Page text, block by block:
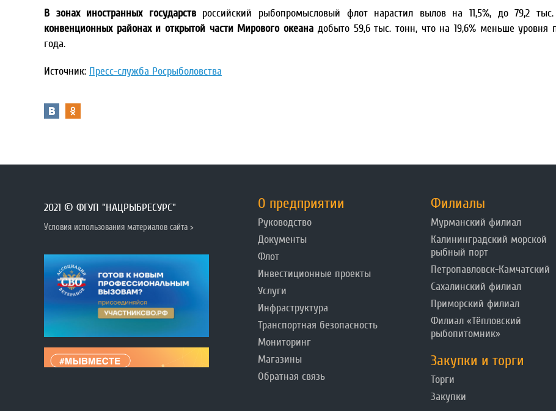
В зонах иностранных государствроссийский рыбопромысловый флот нарастил вылов на 11,5%, до 79,2
конвенционных районах и открытой части Мирового океана добыто 59,6 тыс. тонн, что на 19,6% меньше уровня
года.
Источник: Пресс-служба Росрыболовства
2021 © ФГУП "НАЦРЫБРЕСУРС"
Условия использования материалов сайта >
О предприятии
Руководство
Документы
Флот
Инвестиционные проекты
Услуги
Инфраструктура
Транспортная безопасность
Мониторинг
Магазины
Обратная связь
Филиалы
Мурманский филиал
Калининградский морской
рыбный порт
Петропавловск-Камчатский
Сахалинский филиал
Приморский филиал
Филиал «Тёпловский
рыбопитомник»
Закупки и торги
Торги
Закупки